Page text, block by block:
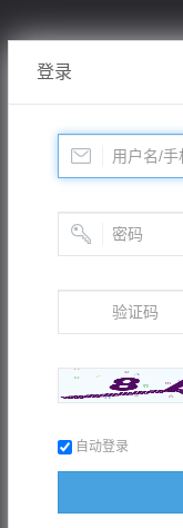
登录
自动登录